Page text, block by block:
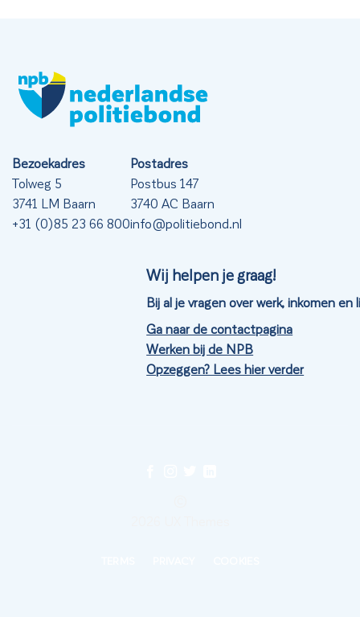
Bezoekadres
Tolweg 5
3741 LM Baarn
+31 (0)85 23 66 800
Postadres
Postbus 147
3740 AC Baarn
info@politiebond.nl
Wij helpen je graag!
Bij al je vragen over werk, inkomen en
Ga naar de contactpagina
Werken bij de NPB
Opzeggen? Lees hier verder